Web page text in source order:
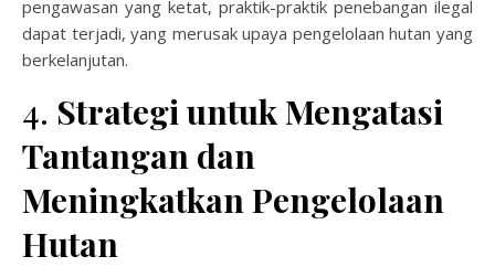
pengawasan yang ketat, praktik-praktik penebangan ilegal
dapat terjadi, yang merusak upaya pengelolaan hutan yang
berkelanjutan.
4. Strategi untuk Mengatasi
Tantangan dan
Meningkatkan Pengelolaan
Hutan